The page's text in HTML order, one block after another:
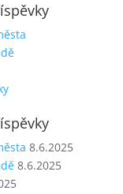
8.6.2025
8.6.2025